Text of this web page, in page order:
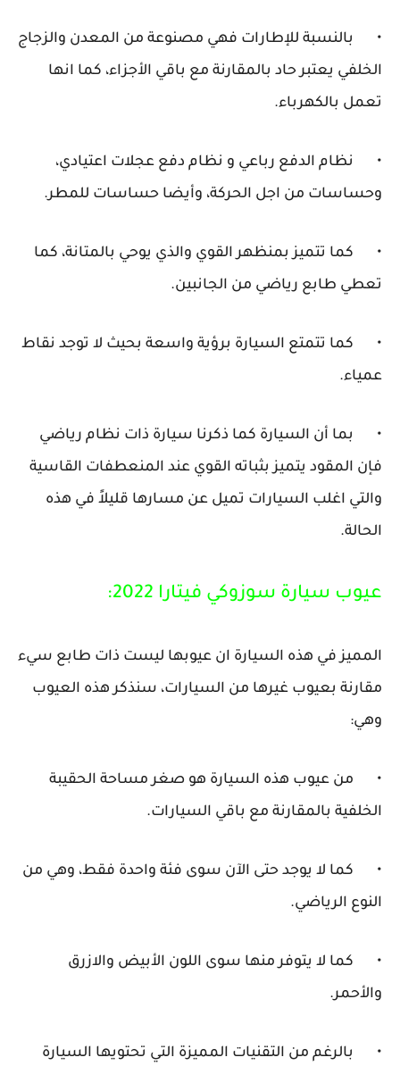
•
بالنسبة للإطارات فهي مصنوعة من المعدن والزجاج
الخلفي يعتبر حاد بالمقارنة مع باقي الأجزاء، كما انها
تعمل بالكهرباء.
•
نظام الدفع رباعي و نظام دفع عجلات اعتيادي،
وحساسات من اجل الحركة، وأيضا حساسات للمطر.
•
كما تتميز بمنظهر القوي والذي يوحي بالمتانة، كما
تعطي طابع رياضي من الجانبين.
•
كما تتمتع السيارة برؤية واسعة بحيث لا توجد نقاط
عمياء.
•
بما أن السيارة كما ذكرنا سيارة ذات نظام رياضي
فإن المقود يتميز بثباته القوي عند المنعطفات القاسية
والتي اغلب السيارات تميل عن مسارها قليلاً في هذه
الحالة.
عيوب سيارة سوزوكي فيتارا 2022:
المميز في هذه السيارة ان عيوبها ليست ذات طابع سيء
مقارنة بعيوب غيرها من السيارات، سنذكر هذه العيوب
وهي:
•
من عيوب هذه السيارة هو صغر مساحة الحقيبة
الخلفية بالمقارنة مع باقي السيارات.
•
كما لا يوجد حتى الآن سوى فئة واحدة فقط، وهي من
النوع الرياضي.
•
كما لا يتوفر منها سوى اللون الأبيض والازرق
والأحمر.
• بالرغم من التقنيات المميزة التي تحتويها السيارة